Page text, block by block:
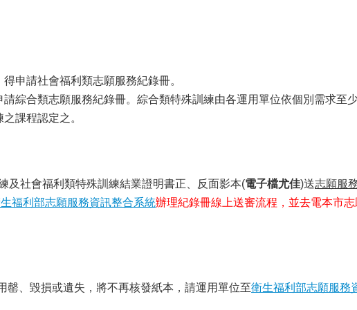
申請社會福利類志願服務紀錄冊。
綜合類志願服務紀錄冊。綜合類特殊訓練由各運用單位依個別需求至
課程認定之。
及社會福利類特殊訓練結業證明書正、反面影本(電子檔尤佳)送志願服
福利部志願服務資訊整合系統辦理紀錄冊線上送審流程，並去電本市
罄、毀損或遺失，將不再核發紙本，請運用單位至衛生福利部志願服務